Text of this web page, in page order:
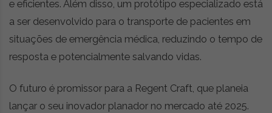
e eficientes. Além disso, um protótipo especializado está
a ser desenvolvido para o transporte de pacientes em
situações de emergência médica, reduzindo o tempo de
resposta e potencialmente salvando vidas.
O futuro é promissor para a Regent Craft, que planeia
lançar o seu inovador planador no mercado até 2025.